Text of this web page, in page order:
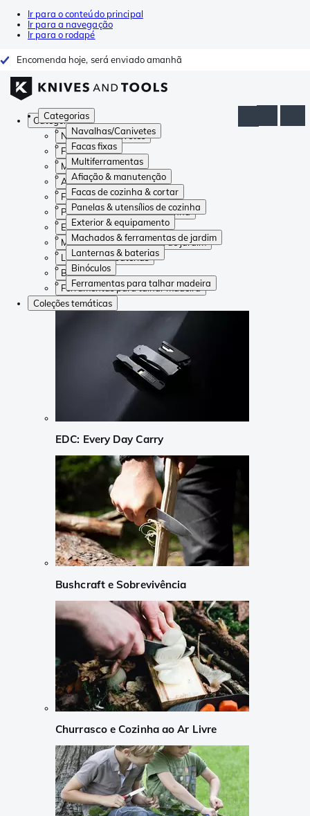
Ir para o conteúdo principal
Ir para a navegação
Ir para o rodapé
Encomenda hoje, será enviado amanhã
Categorias
Navalhas/Canivetes
Facas fixas
Multiferramentas
Afiação & manutenção
Facas de cozinha & cortar
Panelas & utensílios de cozinha
Exterior & equipamento
Machados & ferramentas de jardim
Lanternas & baterias
Binóculos
Ferramentas para talhar madeira
Categorias
Navalhas/Canivetes
Facas fixas
Multiferramentas
Afiação & manutenção
Facas de cozinha & cortar
Panelas & utensílios de cozinha
Exterior & equipamento
Machados & ferramentas de jardim
Lanternas & baterias
Binóculos
Ferramentas para talhar madeira
Coleções temáticas
EDC: Every Day Carry
Bushcraft e Sobrevivência
Churrasco e Cozinha ao Ar Livre